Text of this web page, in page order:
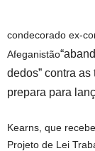
condecorado ex-
Afeganistão
dedos” contra
prepara para
Kearns, que
Projeto de Lei